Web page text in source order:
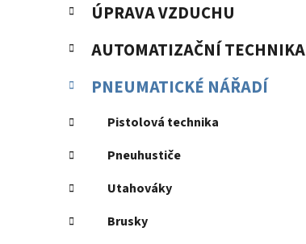
ÚPRAVA VZDUCHU
AUTOMATIZAČNÍ TECHNIKA
PNEUMATICKÉ NÁŘADÍ
Pistolová technika
Pneuhustiče
Utahováky
Brusky